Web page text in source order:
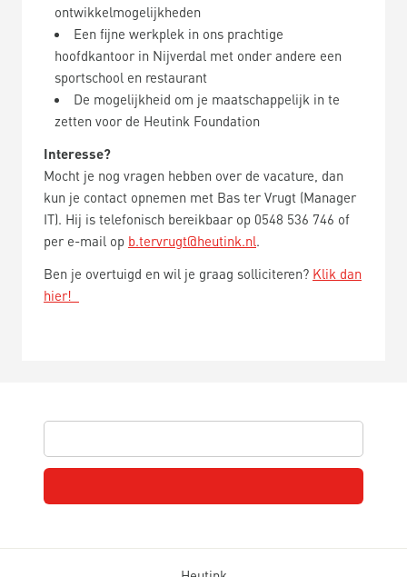
ontwikkelmogelijkheden
Een fijne werkplek in ons prachtige
hoofdkantoor in Nijverdal met onder andere een
sportschool en restaurant
De mogelijkheid om je maatschappelijk in te
zetten voor de Heutink Foundation
Interesse?
Mocht je nog vragen hebben over de vacature, dan
kun je contact opnemen met Bas ter Vrugt (Manager
IT). Hij is telefonisch bereikbaar op 0548 536 746 of
per e-mail op b.tervrugt@heutink.nl.
Ben je overtuigd en wil je graag solliciteren? Klik dan
hier!